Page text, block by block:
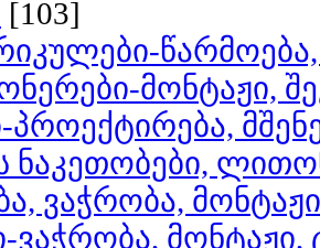
[103]
მონტაჟი,
პროექტირება,
ვაჭრობა, მონტაჟი
მონტაჟი,